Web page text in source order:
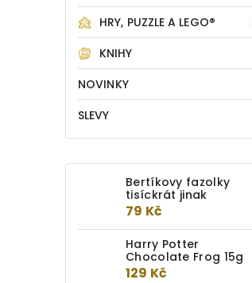
HRY, PUZZLE A LEGO®
KNIHY
NOVINKY
SLEVY
Bertíkovy fazolky
tisíckrát jinak
79 Kč
Harry Potter
Chocolate Frog 15g
129 Kč